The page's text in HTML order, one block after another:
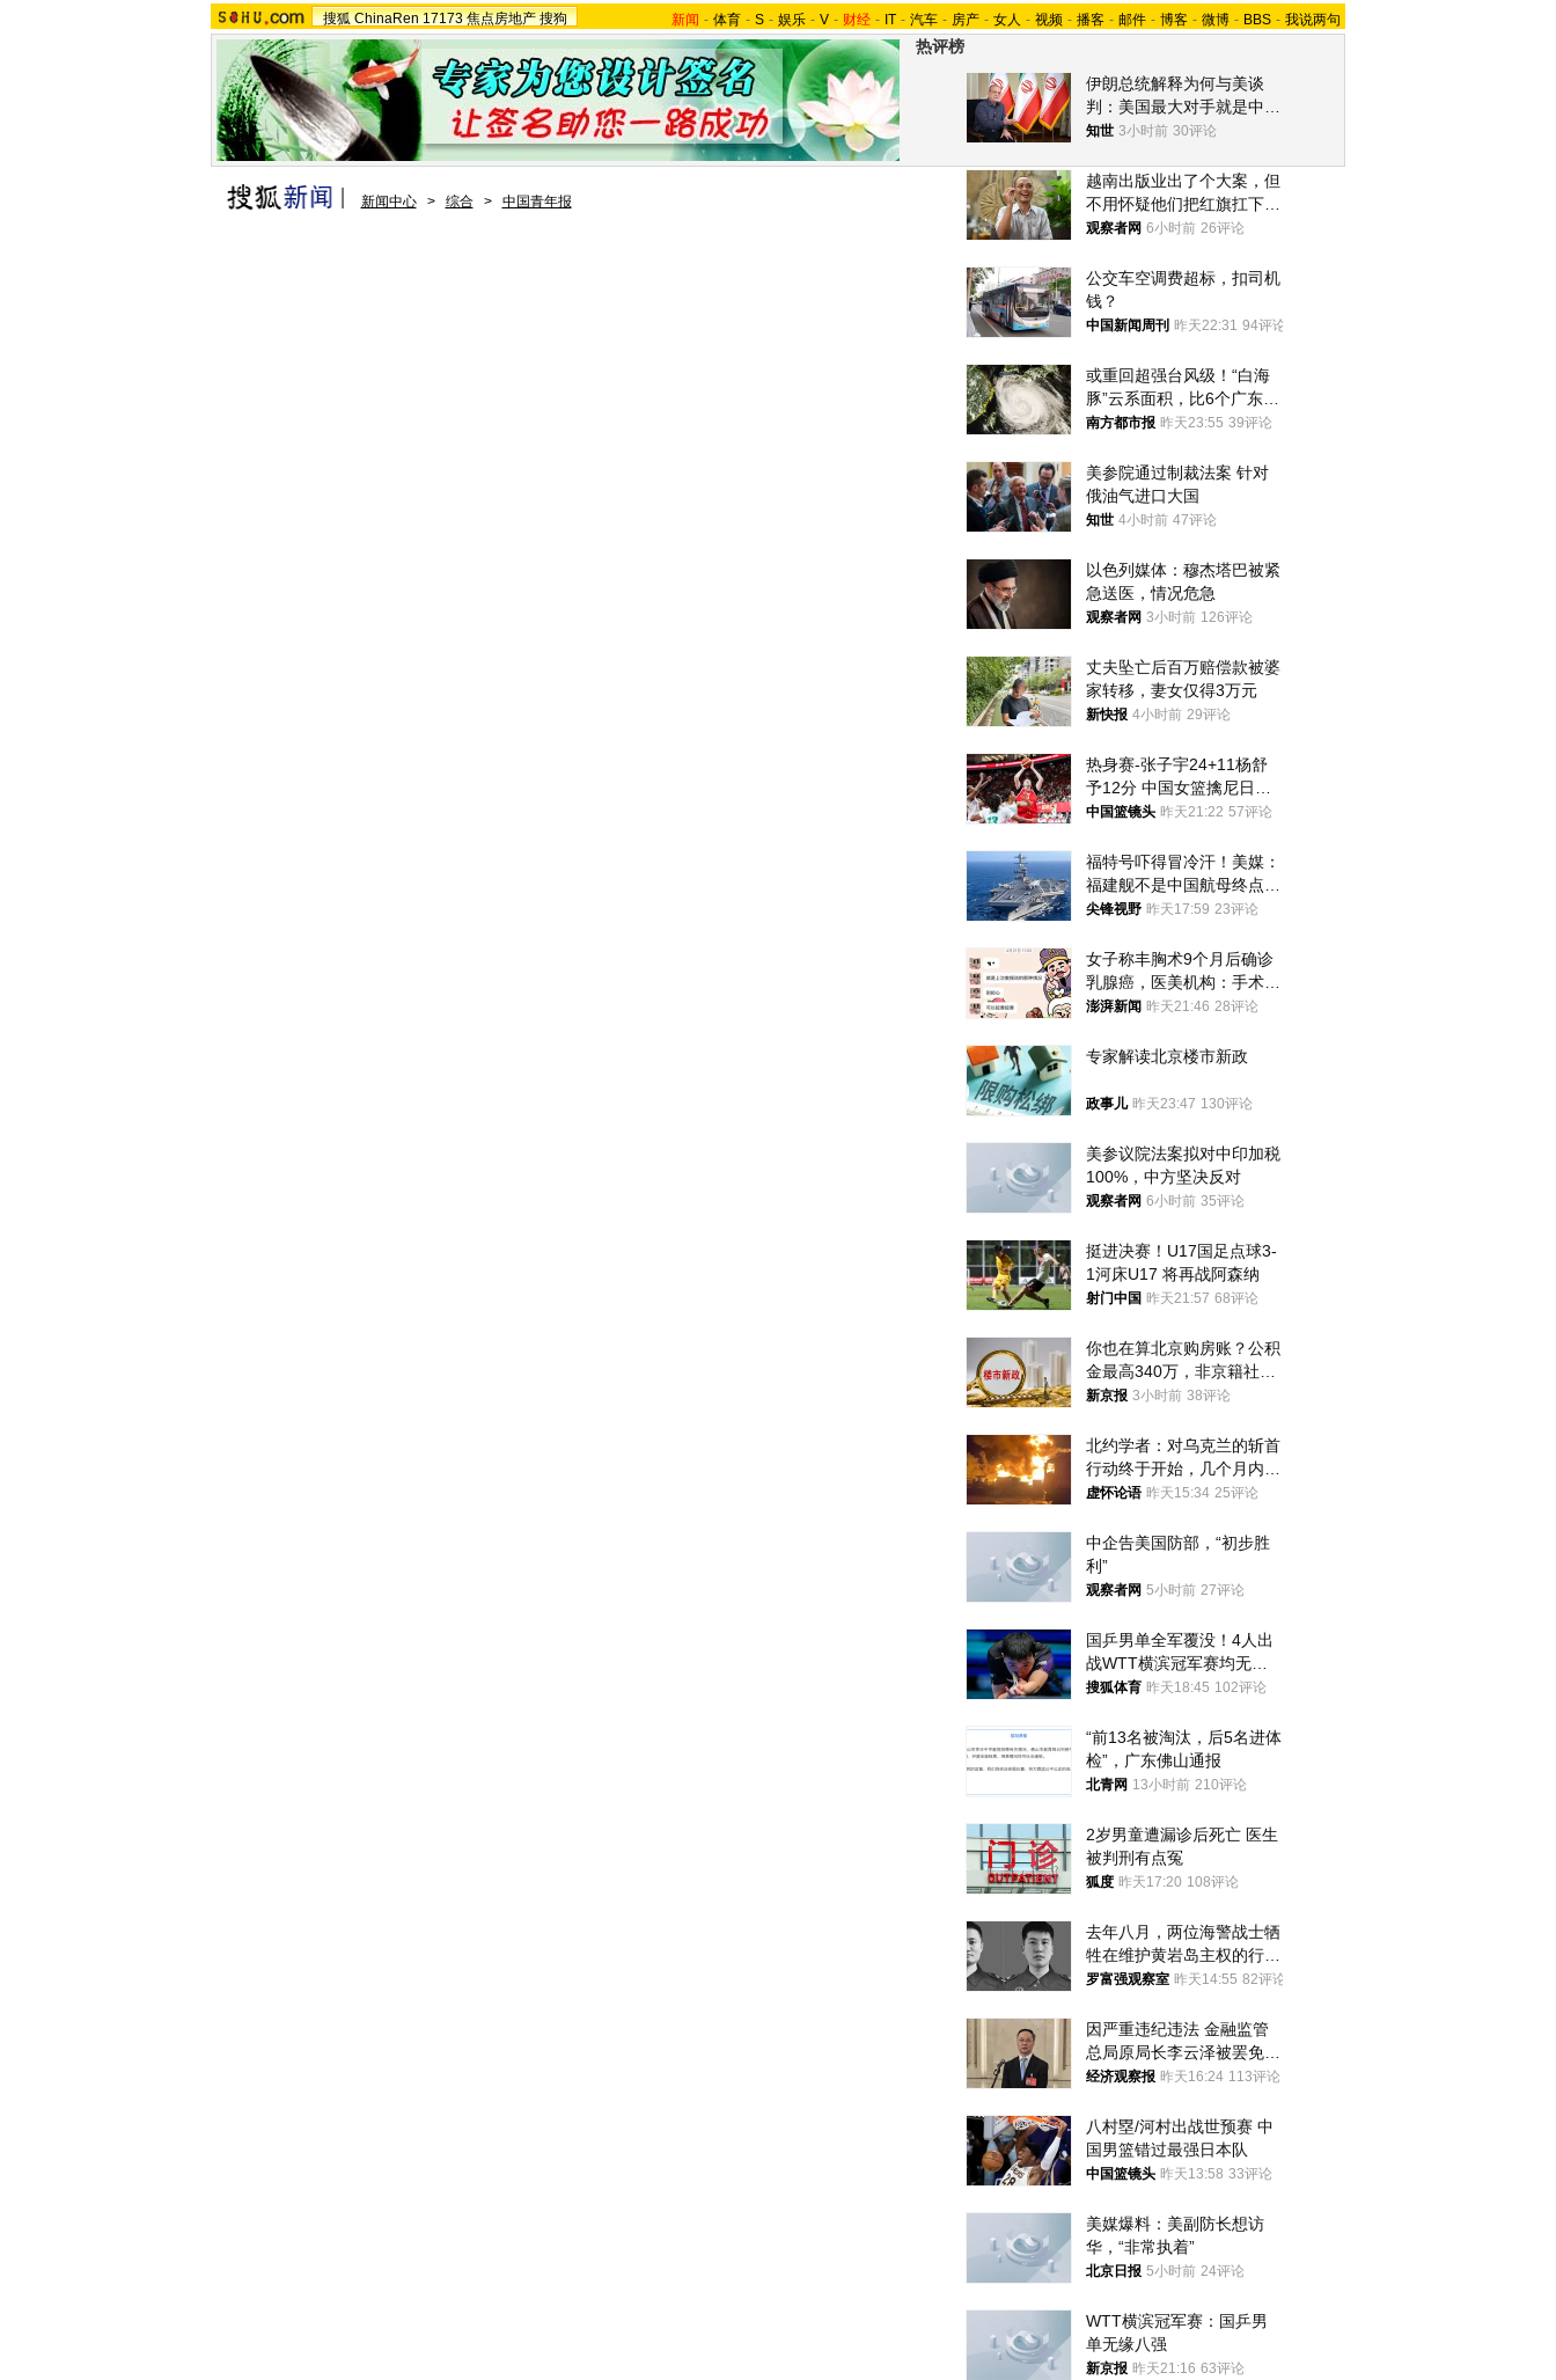
搜狐 ChinaRen 17173 焦点房地产 搜狗 新闻 - 体育 - S - 娱乐 - V - 财经 - IT - 汽车 - 房产 - 女人 - 视频 - 播客 - 邮件 - 博客 - 微博 - BBS - 我说两句
热评榜
伊朗总统解释为何与美谈
判：美国最大对手就是中
国，但他们也在对话
知世 3小时前 30评论
越南出版业出了个大案，但
不用怀疑他们把红旗扛下去
的决心
观察者网 6小时前 26评论
公交车空调费超标，扣司机
钱？
中国新闻周刊 昨天22:31 94评论
或重回超强台风级！“白海
豚”云系面积，比6个广东还
大！深圳官方：注意这件事
南方都市报 昨天23:55 39评论
美参院通过制裁法案 针对
俄油气进口大国
知世 4小时前 47评论
以色列媒体：穆杰塔巴被紧
急送医，情况危急
观察者网 3小时前 126评论
丈夫坠亡后百万赔偿款被婆
家转移，妻女仅得3万元
新快报 4小时前 29评论
热身赛-张子宇24+11杨舒
予12分 中国女篮擒尼日利
亚
中国篮镜头 昨天21:22 57评论
福特号吓得冒冷汗！美媒：
福建舰不是中国航母终点，
而是新起点！
尖锋视野 昨天17:59 23评论
女子称丰胸术9个月后确诊
乳腺癌，医美机构：手术不
可能引发癌症，建议走司法
澎湃新闻 昨天21:46 28评论
专家解读北京楼市新政
政事儿 昨天23:47 130评论
美参议院法案拟对中印加税
100%，中方坚决反对
观察者网 6小时前 35评论
挺进决赛！U17国足点球3-
1河床U17 将再战阿森纳
射门中国 昨天21:57 68评论
你也在算北京购房账？公积
金最高340万，非京籍社保
1年
新京报 3小时前 38评论
北约学者：对乌克兰的斩首
行动终于开始，几个月内乌
将投降
虚怀论语 昨天15:34 25评论
中企告美国防部，“初步胜
利”
观察者网 5小时前 27评论
国乒男单全军覆没！4人出
战WTT横滨冠军赛均无缘
八强
搜狐体育 昨天18:45 102评论
“前13名被淘汰，后5名进体
检”，广东佛山通报
北青网 13小时前 210评论
2岁男童遭漏诊后死亡 医生
被判刑有点冤
狐度 昨天17:20 108评论
去年八月，两位海警战士牺
牲在维护黄岩岛主权的行动
中
罗富强观察室 昨天14:55 82评论
因严重违纪违法 金融监管
总局原局长李云泽被罢免全
国人大代表
经济观察报 昨天16:24 113评论
八村塁/河村出战世预赛 中
国男篮错过最强日本队
中国篮镜头 昨天13:58 33评论
美媒爆料：美副防长想访
华，“非常执着”
北京日报 5小时前 24评论
WTT横滨冠军赛：国乒男
单无缘八强
新京报 昨天21:16 63评论
新闻中心 > 综合 > 中国青年报